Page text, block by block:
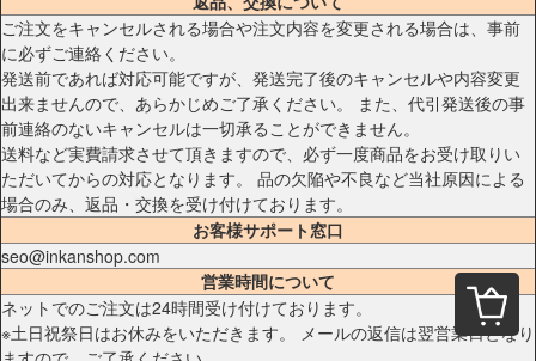
ご注文をキャンセルされる場合や注文内容を変更される場合は、事前
に必ずご連絡ください。
発送前であれば対応可能ですが、発送完了後のキャンセルや内容変更
出来ませんので、あらかじめご了承ください。 また、代引発送後の事
前連絡のないキャンセルは一切承ることができません。
送料など実費請求させて頂きますので、必ず一度商品をお受け取りい
ただいてからの対応となります。 品の欠陥や不良など当社原因による
場合のみ、返品・交換を受け付けております。
お客様サポート窓口
seo@inkanshop.com
営業時間について
ネットでのご注文は24時間受け付けております。
※土日祝祭日はお休みをいただきます。 メールの返信は翌営業日となり